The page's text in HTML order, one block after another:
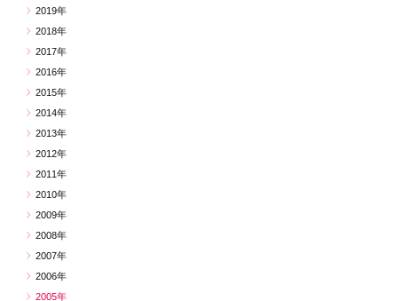
2019年
2018年
2017年
2016年
2015年
2014年
2013年
2012年
2011年
2010年
2009年
2008年
2007年
2006年
2005年